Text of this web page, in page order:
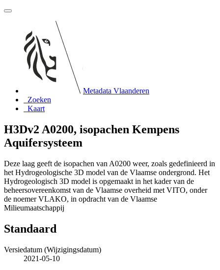
Metadata Vlaanderen
Zoeken
Kaart
H3Dv2 A0200, isopachen Kempens
Aquifersysteem
Deze laag geeft de isopachen van A0200 weer, zoals gedefinieerd in
het Hydrogeologische 3D model van de Vlaamse ondergrond. Het
Hydrogeologisch 3D model is opgemaakt in het kader van de
beheersovereenkomst van de Vlaamse overheid met VITO, onder
de noemer VLAKO, in opdracht van de Vlaamse
Milieumaatschappij
Standaard
Versiedatum (Wijzigingsdatum)
2021-05-10